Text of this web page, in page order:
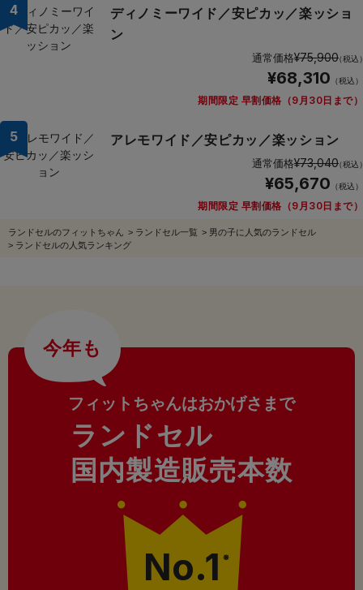
4
ディノミーワイド／安ピカッ／楽ッショ
ン
通常価格¥75,900（税込
¥68,310 （税込）
期間限定 早割価格（9月30日まで）
5 アレモワイド／安ピカッ／楽ッション
通常価格¥73,040（税込
¥65,670 （税込）
期間限定 早割価格（9月30日まで）
ランドセルのフィットちゃん > ランドセル一覧 > 男の子に人気のランドセル
> ランドセルの人気ランキング
今年も
フィットちゃんはおかげさまで
ランドセル
国内製造販売本数
No.1 ※